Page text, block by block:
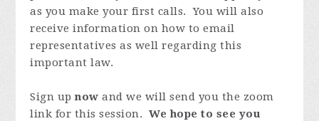
as you make your first calls. You will also
receive information on how to email
representatives as well regarding this
important law.
Sign upnow and we will send you the zoom
link for this session.We hope to see you